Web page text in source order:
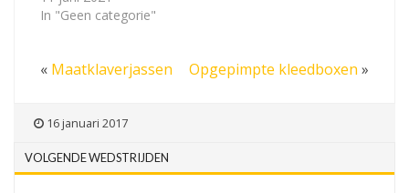
In "Geen categorie"
« Maatklaverjassen Opgepimpte kleedboxen »
16 januari 2017
VOLGENDE WEDSTRIJDEN